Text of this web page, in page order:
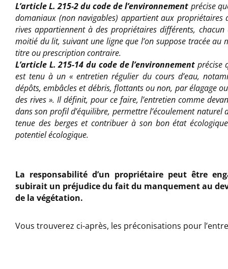
L’article L. 215-2 du code de l’environnement précise
domaniaux (non navigables) appartient aux propriétaires
rives appartiennent à des propriétaires différents,
moitié du lit, suivant une ligne quel’on suppose tracée au
titre ou prescription contraire.
L’article L. 215-14 du code de l’environnement précise
est tenu à un « entretien régulier du cours d’eau,
dépôts, embâcles et débris, flottants ou non, par élagage
des rives ». Il définit, pour ce faire,l’entretien comme
dans son profil d’équilibre, permettre l’écoulement naturel
tenue des berges et contribuer à son bon état
potentiel écologique.
La responsabilité d’un propriétaire peut être
subirait un préjudice du fait du manquement au
de la végétation.
Vous trouverez ci-après, les préconisations pour